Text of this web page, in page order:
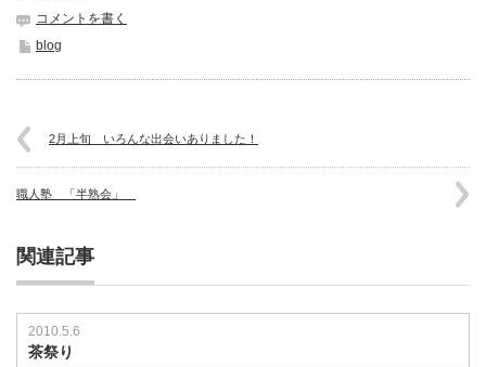
コメントを書く
blog
2月上旬 いろんな出会いありました！
職人塾 「半熟会」
関連記事
2010.5.6
茶祭り